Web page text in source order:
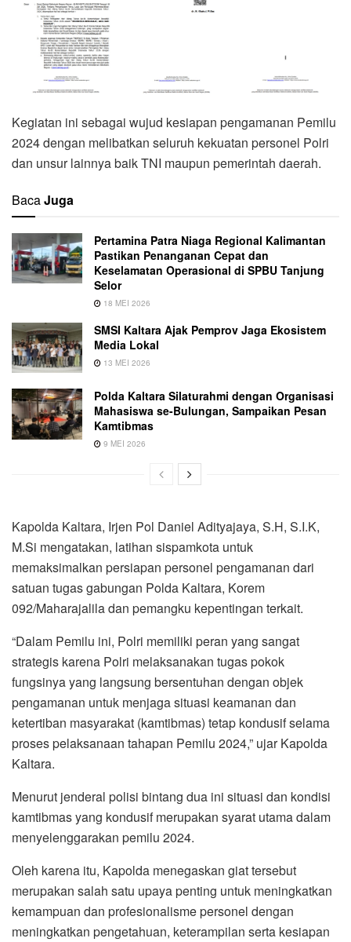
Kegiatan ini sebagai wujud kesiapan pengamanan Pemilu
2024 dengan melibatkan seluruh kekuatan personel Polri
dan unsur lainnya baik TNI maupun pemerintah daerah.
BacaJuga
Pertamina Patra Niaga Regional Kalimantan
Pastikan Penanganan Cepat dan
Keselamatan Operasional di SPBU Tanjung
Selor
18 MEI 2026
SMSI Kaltara Ajak Pemprov Jaga Ekosistem
Media Lokal
13 MEI 2026
Polda Kaltara Silaturahmi dengan Organisasi
Mahasiswa se-Bulungan, Sampaikan Pesan
Kamtibmas
9 MEI 2026
Kapolda Kaltara, Irjen Pol Daniel Adityajaya, S.H, S.I.K,
M.Si mengatakan, latihan sispamkota untuk
memaksimalkan persiapan personel pengamanan dari
satuan tugas gabungan Polda Kaltara, Korem
092/Maharajalila dan pemangku kepentingan terkait.
“Dalam Pemilu ini, Polri memiliki peran yang sangat
strategis karena Polri melaksanakan tugas pokok
fungsinya yang langsung bersentuhan dengan objek
pengamanan untuk menjaga situasi keamanan dan
ketertiban masyarakat (kamtibmas) tetap kondusif selama
proses pelaksanaan tahapan Pemilu 2024,” ujar Kapolda
Kaltara.
Menurut jenderal polisi bintang dua ini situasi dan kondisi
kamtibmas yang kondusif merupakan syarat utama dalam
menyelenggarakan pemilu 2024.
Oleh karena itu, Kapolda menegaskan giat tersebut
merupakan salah satu upaya penting untuk meningkatkan
kemampuan dan profesionalisme personel dengan
meningkatkan pengetahuan, keterampilan serta kesiapan